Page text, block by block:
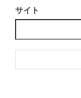
サイト